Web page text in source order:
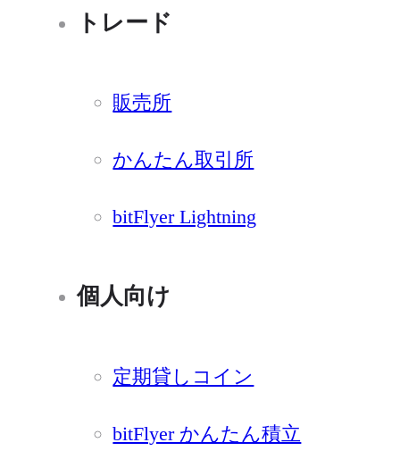
トレード
販売所
かんたん取引所
bitFlyer Lightning
個人向け
定期貸しコイン
bitFlyer かんたん積立